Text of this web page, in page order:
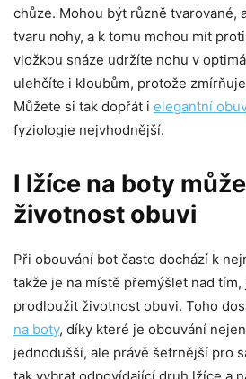
chůze. Mohou být různě tvarované,
tvaru nohy, a k tomu mohou mít
vložkou snáze udržíte nohu v
ulehčíte i kloubům, protože
Můžete si tak dopřát i elegantní obuv
fyziologie nejvhodnější.
I lžíce na boty
životnost obuvi
Při obouvání bot často dochází k
takže je na místě přemýšlet nad tím,
prodloužit životnost obuvi. Toho
na boty, díky které je obouvání
jednodušší, ale právě šetrnější pro